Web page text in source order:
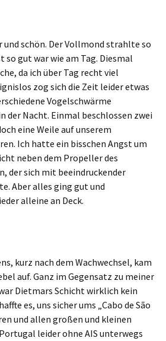
und schön. Der Vollmond strahlte so
so gut war wie am Tag. Diesmal
da ich über Tag recht viel
zog sich die Zeit leider etwas
Vogelschwärme
der Nacht. Einmal beschlossen zwei
eine Weile auf unserem
Ich hatte ein bisschen Angst um
neben dem Propeller des
der sich mit beeindruckender
Aber alles ging gut und
alleine an Deck.
kurz nach dem Wachwechsel, kam
auf. Ganz im Gegensatz zu meiner
Dietmars Schicht wirklich kein
es, uns sicher ums „Cabo de São
und allen großen und kleinen
leider ohne AIS unterwegs